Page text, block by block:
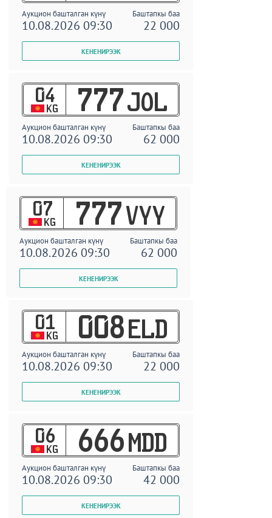
Аукцион башталган күнү Баштапкы баа
10.08.2026 09:30 22 000
04
KG 777 JOL
Аукцион башталган күнү Баштапкы баа
10.08.2026 09:30 62 000
07
KG 777 VYY
Аукцион башталган күнү Баштапкы баа
10.08.2026 09:30 62 000
01
KG 008 ELD
Аукцион башталган күнү Баштапкы баа
10.08.2026 09:30 22 000
06
KG 666 MDD
Аукцион башталган күнү Баштапкы баа
10.08.2026 09:30 42 000